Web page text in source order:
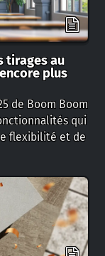
tirages au
plus
de Boom Boom
qui
flexibilité et de